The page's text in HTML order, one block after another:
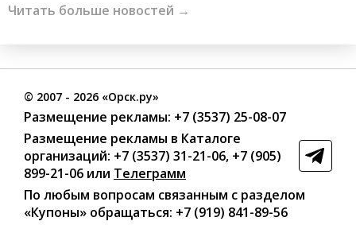
Читать больше новостей →
© 2007 - 2026 «Орск.ру»
Размещение рекламы: +7 (3537) 25-08-07
Размещение рекламы в Каталоге
организаций: +7 (3537) 31-21-06, +7 (905)
899-21-06 или Телеграмм
По любым вопросам связанным с разделом
«Купоны» обращаться: +7 (919) 841-89-56